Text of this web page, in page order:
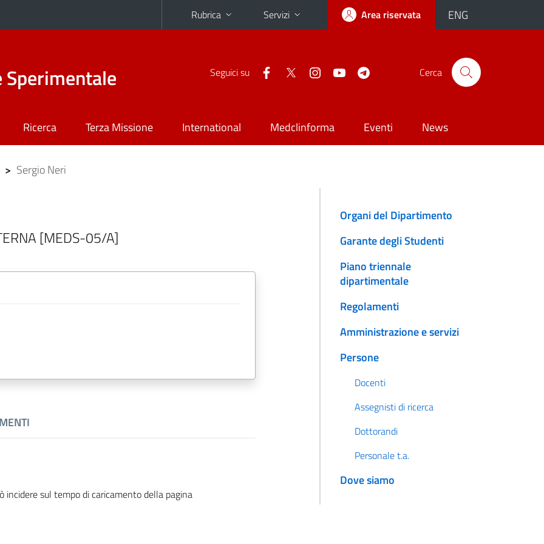
Rubrica Servizi Area riservata ENG
Sperimentale Seguici su Cerca
Ricerca Terza Missione International Medclinforma Eventi News
> Sergio Neri
[MEDS-05/A]
incidere sul tempo di caricamento della pagina
Organi del Dipartimento
Garante degli Studenti
Piano triennale
dipartimentale
Regolamenti
Amministrazione e servizi
Persone
Docenti
Assegnisti di ricerca
Dottorandi
Personale t.a.
Dove siamo